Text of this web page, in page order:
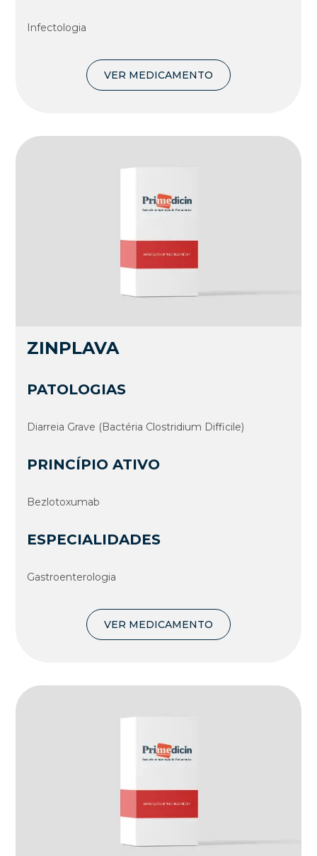
Infectologia
VER MEDICAMENTO
ZINPLAVA
PATOLOGIAS
Diarreia Grave (Bactéria Clostridium Difficile)
PRINCÍPIO ATIVO
Bezlotoxumab
ESPECIALIDADES
Gastroenterologia
VER MEDICAMENTO